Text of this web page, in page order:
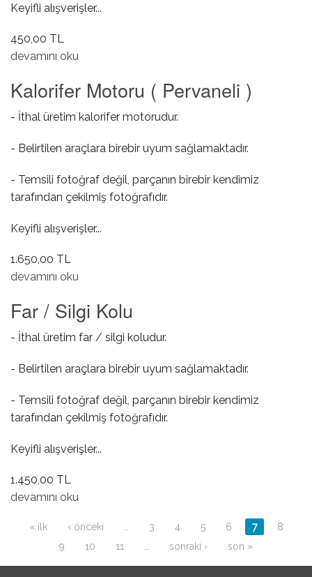
Keyifli alışverişler...
450,00 TL
Gergi Kolu Sünger Takımı hakkında
devamını oku
Kalorifer Motoru ( Pervaneli )
- İthal üretim kalorifer motorudur.
- Belirtilen araçlara birebir uyum sağlamaktadır.
- Temsili fotoğraf değil, parçanın birebir kendimiz
tarafından çekilmiş fotoğrafıdır.
Keyifli alışverişler...
1.650,00 TL
Kalorifer Motoru ( Pervaneli ) hakkında
devamını oku
Far / Silgi Kolu
- İthal üretim far / silgi koludur.
- Belirtilen araçlara birebir uyum sağlamaktadır.
- Temsili fotoğraf değil, parçanın birebir kendimiz
tarafından çekilmiş fotoğrafıdır.
Keyifli alışverişler...
1.450,00 TL
Far / Silgi Kolu hakkında
devamını oku
Sayfalar
« ilk ‹ önceki 3 4 5 6 7
8
9
10 11 … sonraki › son »